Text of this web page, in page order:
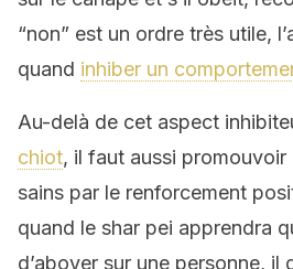
“non” est un ordre très utile,
quand inhiber un
Au-delà de cet aspect
chiot, il faut aussi
sains par le renforcement
quand le shar pei apprendra
d’aboyer sur une personne, il